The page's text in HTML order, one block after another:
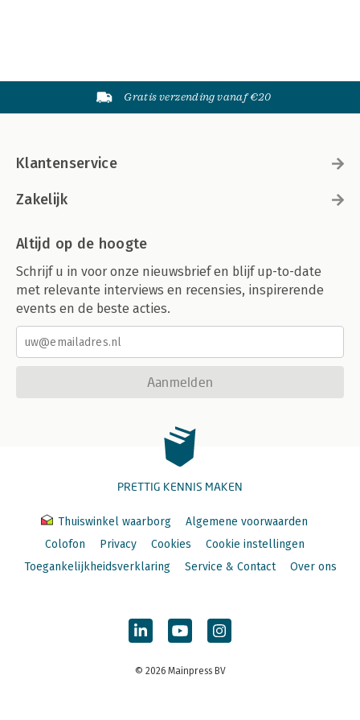
Gratis verzending vanaf €20
Klantenservice
Zakelijk
Altijd op de hoogte
Schrijf u in voor onze nieuwsbrief en blijf up-to-date
met relevante interviews en recensies, inspirerende
events en de beste acties.
Aanmelden
PRETTIG KENNIS MAKEN
Thuiswinkel waarborg
Algemene voorwaarden
Colofon
Privacy Cookies
Cookie instellingen
Toegankelijkheidsverklaring
Service & Contact Over ons
© 2026 Mainpress BV